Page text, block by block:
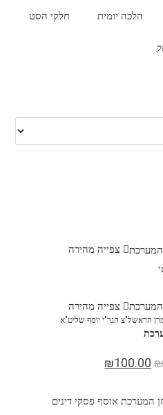
הלכה יומית חלקי הסט
צפייה מהירה
צפייה מהירה
הראשל"צ הגר"י יוסף שליט"א
₪100.00
המערכת אוסף פסקי דינים